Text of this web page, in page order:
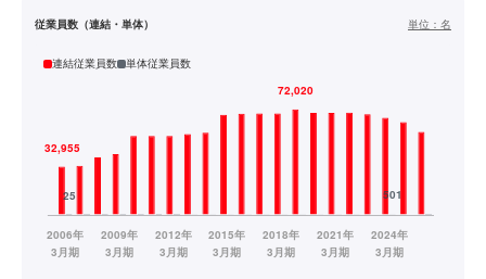
従業員数（連結・単体） 単位： 名
連結従業員数 単体従業員数